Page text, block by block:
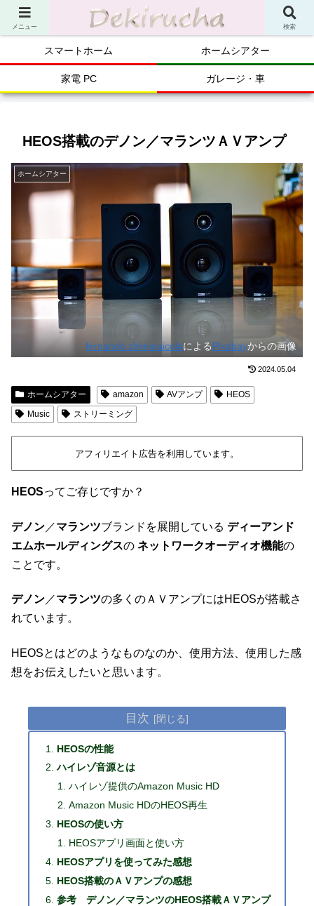
スマートホーム ホームシアター
家電 PC ガレージ・車
HEOS搭載のデノン／マランツＡＶアンプ
ホームシアター
fernando zhiminaicelaによるPixabayからの画像
2024.05.04
ホームシアター amazon AVアンプ
HEOS
Music
ストリーミング
アフィリエイト広告を利用しています。
HEOSってご存じですか？
デノン／マランツブランドを展開している ディーアンド
エムホールディングスの ネットワークオーディオ機能の
ことです。
デノン／マランツの多くのＡＶアンプにはHEOSが搭載さ
れています。
HEOSとはどのようなものなのか、使用方法、使用した感
想をお伝えしたいと思います。
目次
HEOSの性能
ハイレゾ音源とは
ハイレゾ提供のAmazon Music HD
Amazon Music HDのHEOS再生
HEOSの使い方
HEOSアプリ画面と使い方
HEOSアプリを使ってみた感想
HEOS搭載のＡＶアンプの感想
参考 デノン／マランツのHEOS搭載ＡＶアンプ
メニュー 検索